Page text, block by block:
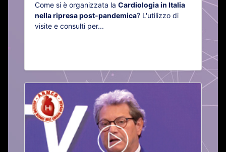
Come si è organizzata la Cardiologia in Italia
nella ripresa post-pandemica? L'utilizzo di
visite e consulti per...